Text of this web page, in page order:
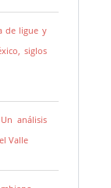
de ligue y
siglos
análisis
Valle